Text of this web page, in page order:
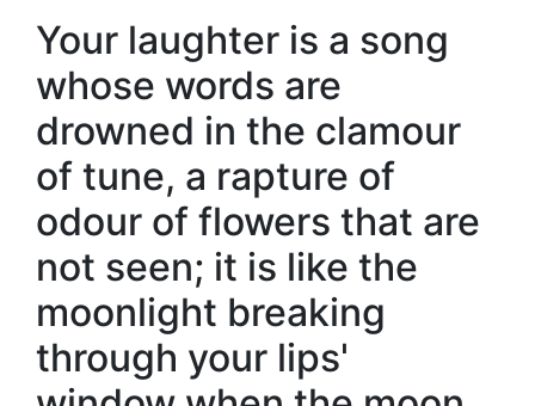
Your laughter is a song
whose words are
drowned in the clamour
of tune, a rapture of
odour of flowers that are
not seen; it is like the
moonlight breaking
through your lips'